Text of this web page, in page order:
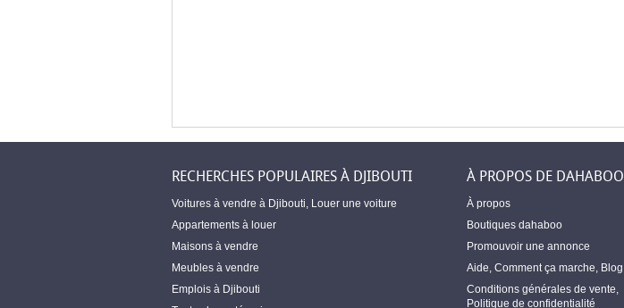
RECHERCHES POPULAIRES À DJIBOUTI
Voitures à vendre à Djibouti Louer une voiture
Appartements à louer
Maisons à vendre
Meubles à vendre
Emplois à Djibouti
À PROPOS DE DAHABOO
À propos
Boutiques dahaboo
Promouvoir une annonce
Aide Comment ça marche Blog
Conditions générales de vente
Politique de confidentialité